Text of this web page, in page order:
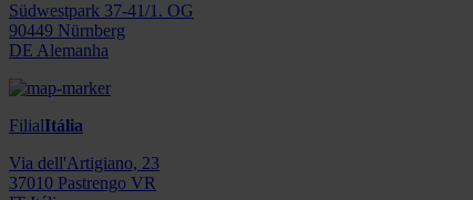
Südwestpark 37-41/1. OG
90449 Nürnberg
DE Alemanha
FilialItália
Via dell'Artigiano, 23
37010 Pastrengo VR